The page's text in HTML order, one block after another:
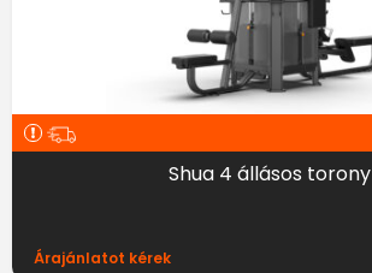
Shua 4 állásos torony
Árajánlatot kérek